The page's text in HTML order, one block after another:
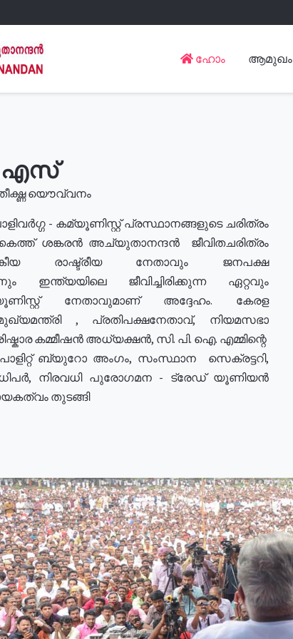
ഹോം ആമുഖം
യൌവ്വനം
- കമ്യൂണിസ്റ്റ് പ്രസ്ഥാനങ്ങളുടെ ചരിത്രം
ശങ്കരൻ അച്യുതാനന്ദൻ ജീവിതചരിത്രം
രാഷ്ട്രീയ നേതാവും ജനപക്ഷ
ഇന്ത്യയിലെ ജീവിച്ചിരിക്കുന്ന ഏറ്റവും
നേതാവുമാണ് അദ്ദേഹം. കേരള
, പ്രതിപക്ഷനേതാവ്, നിയമസഭാ
കമ്മീഷൻ അധ്യക്ഷൻ, സി. പി. ഐ. എമ്മിന്റെ
ബ്യുറോ അംഗം, സംസ്ഥാന സെക്രട്ടറി,
നിരവധി പുരോഗമന - ട്രേഡ് യൂണിയൻ
തുടങ്ങി